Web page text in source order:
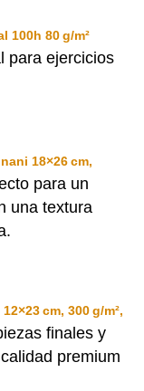
100h 80 g/m²
para ejercicios
18×26 cm,
para un
una textura
cm, 300 g/m²,
finales y
premium